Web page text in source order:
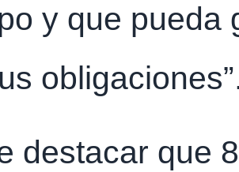
y que pueda
destacar que